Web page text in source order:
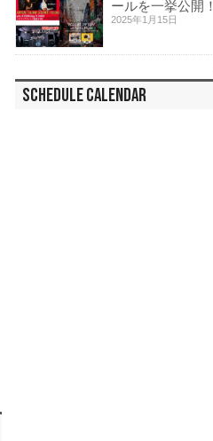
ールを一挙公開！
2025年1月15日
SCHEDULE CALENDAR